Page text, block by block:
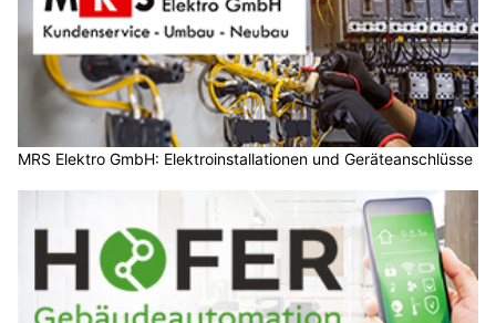
MRS Elektro GmbH: Elektroinstallationen und Geräteanschlüsse